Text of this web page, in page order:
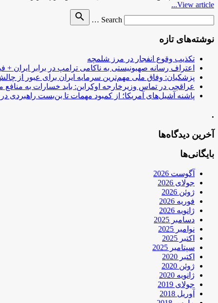
View article...
Search …
search
نوشته‌های تازه
تکذیب وقوع انفجار در مرز شلمچه
اعتراف رسانه صهیونیستی به ناکامی ترامپ در برابر ایران +
پزشکیان: وفاق ملی مهم‌ترین سرمایه ایران برای عبور از
عراقچی در تماس وزیرخارجه اوکراین: باید خسارات به منافع
پاشنه آشیل‌های آمریکا؛ از کمبود مهمات تا بن‌بست راهبردی در
.
آخرین دیدگاه‌ها
بایگانی‌ها
آگوست 2026
جولای 2026
ژوئن 2026
فوریه 2026
ژانویه 2026
دسامبر 2025
نوامبر 2025
اکتبر 2025
سپتامبر 2025
اکتبر 2020
ژوئن 2020
ژانویه 2020
جولای 2019
آوریل 2018